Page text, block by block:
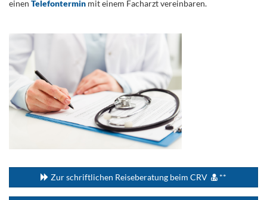
einen Telefontermin mit einem Facharzt vereinbaren.
Zur schriftlichen Reiseberatung beim CRV **